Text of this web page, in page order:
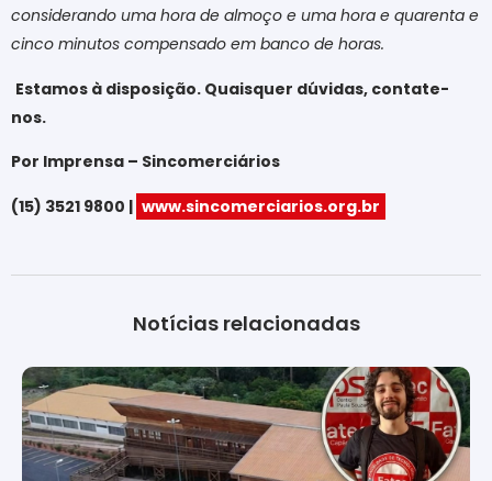
considerando uma hora de almoço e uma hora e quarenta e
cinco minutos compensado em banco de horas.
Estamos à disposição. Quaisquer dúvidas, contate-
nos.
Por Imprensa – Sincomerciários
(15) 3521 9800 | www.sincomerciarios.org.br
Notícias relacionadas